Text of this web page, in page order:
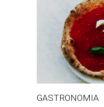
GASTRONOMIA